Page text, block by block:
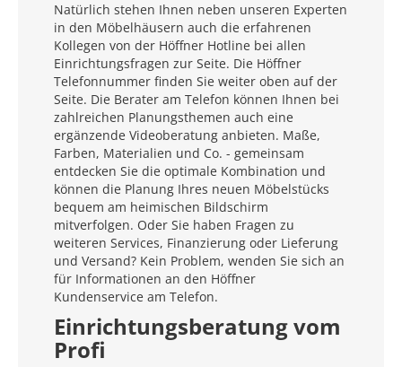
Natürlich stehen Ihnen neben unseren Experten
in den Möbelhäusern auch die erfahrenen
Kollegen von der Höffner Hotline bei allen
Einrichtungsfragen zur Seite. Die Höffner
Telefonnummer finden Sie weiter oben auf der
Seite. Die Berater am Telefon können Ihnen bei
zahlreichen Planungsthemen auch eine
ergänzende Videoberatung anbieten. Maße,
Farben, Materialien und Co. - gemeinsam
entdecken Sie die optimale Kombination und
können die Planung Ihres neuen Möbelstücks
bequem am heimischen Bildschirm
mitverfolgen. Oder Sie haben Fragen zu
weiteren Services, Finanzierung oder Lieferung
und Versand? Kein Problem, wenden Sie sich an
für Informationen an den Höffner
Kundenservice am Telefon.
Einrichtungsberatung vom
Profi